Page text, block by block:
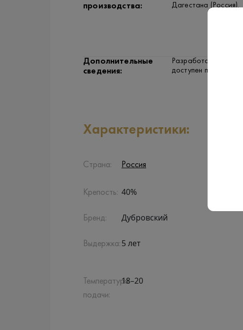
производства:
Дагестана (Россия).
Дополнительные
сведения:
Разработан в
доступен по цене.
Характеристики:
Страна: Россия
Крепость: 40%
Бренд: Дубровский
Выдержка: 5 лет
Температура
подачи:
18–20